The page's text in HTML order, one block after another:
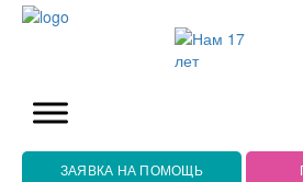
ЗАЯВКА НА ПОМОЩЬ